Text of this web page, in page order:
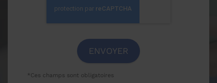
*Ces champs sont obligatoires